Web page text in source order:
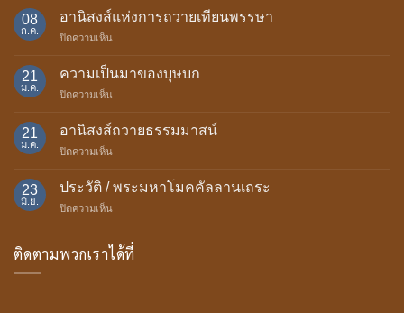
08
ก.ค.
อานิสงส์แห่งการถวายเทียนพรรษา
ปิดความเห็น
ถวาย
พรรษา
21
ม.ค.
ความเป็นมาของบุษบก
ปิดความเห็น
ของ
21
ม.ค.
อานิสงส์ถวายธรรมมาสน์
ปิดความเห็น
ถวาย
มา
23
มิ.ย.
ประวัติ / พระมหาโมคคัลลานเถระ
ปิดความเห็น
พระ
ติดตามพวกเราได้ที่